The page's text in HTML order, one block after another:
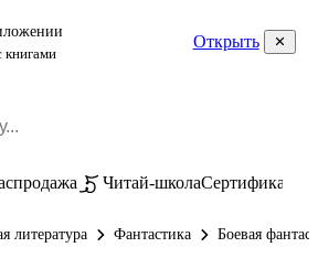
книгами
Открыть
Читай-школаСертификаты
литература Фантастика Боевая